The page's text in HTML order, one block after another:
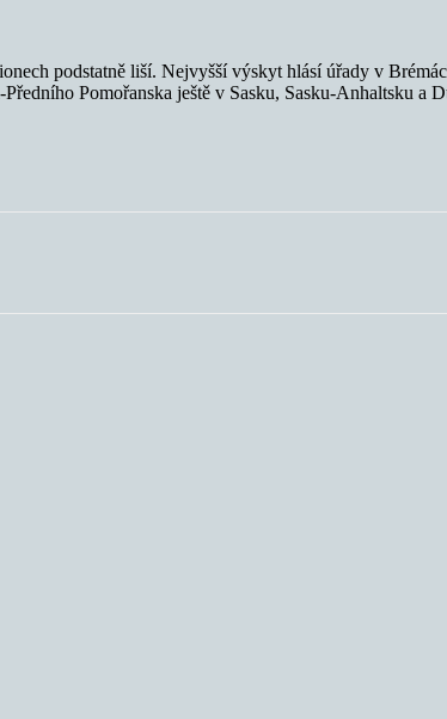
podstatně liší. Nejvyšší výskyt hlásí úřady v
Pomořanska ještě v Sasku, Sasku-Anhaltsku